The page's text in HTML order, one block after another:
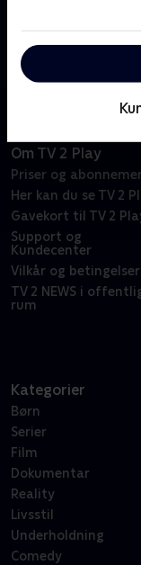
af parodier,
tilrettelæggere og
Om TV 2 Play
Priser og
Her kan du se TV 2
Gavekort til TV 2
Support og
Kundecenter
Vilkår og betingelser
TV 2 NEWS i
rum
Kategorier
Børn
Serier
Film
Dokumentar
Reality
Livsstil
Underholdning
Comedy